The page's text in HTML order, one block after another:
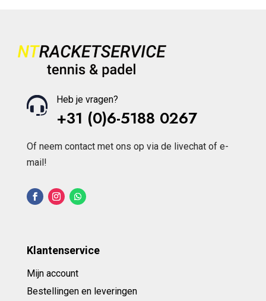
Heb je vragen?
+31 (0)6-5188 0267
Of neem contact met ons op via de livechat of e-
mail!
Klantenservice
Mijn account
Bestellingen en leveringen